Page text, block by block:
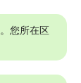
您所在区